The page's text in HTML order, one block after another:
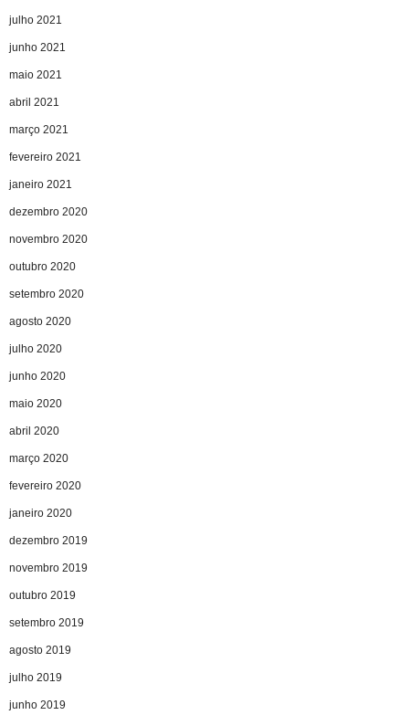
julho 2021
junho 2021
maio 2021
abril 2021
março 2021
fevereiro 2021
janeiro 2021
dezembro 2020
novembro 2020
outubro 2020
setembro 2020
agosto 2020
julho 2020
junho 2020
maio 2020
abril 2020
março 2020
fevereiro 2020
janeiro 2020
dezembro 2019
novembro 2019
outubro 2019
setembro 2019
agosto 2019
julho 2019
junho 2019